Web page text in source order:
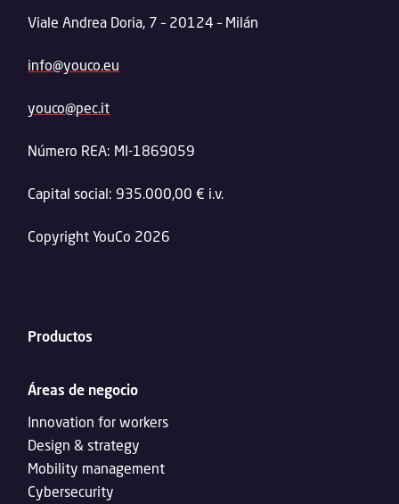
Viale Andrea Doria, 7 – 20124 – Milán
info@youco.eu
youco@pec.it
Número REA: MI-1869059
Capital social: 935.000,00 € i.v.
Copyright YouCo 2026
Productos
Áreas de negocio
Innovation for workers
Design & strategy
Mobility management
Cybersecurity